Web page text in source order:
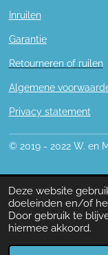
Deze website
doeleinden en/of
Door gebruik te
hiermee akkoord.
Inruilen
Garantie
Retourneren of ruilen
Algemene
Privacy statement
© 2019 - 2022 W. en